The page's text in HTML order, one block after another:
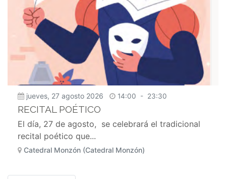
jueves, 27 agosto 2026 14:00 - 23:30
RECITAL POÉTICO
El día, 27 de agosto, se celebrará el tradicional
recital poético que...
Catedral Monzón (Catedral Monzón)